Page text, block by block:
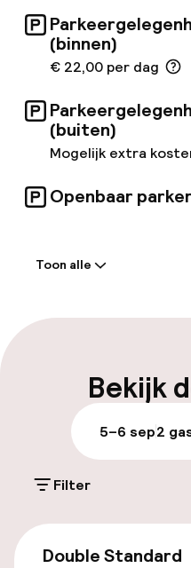
ontspannen in de
fitnessruimte en
restaurant serveert
internationale
Registratienummer
SZ19000751
(binnen)
€ 22,00 per dag
(buiten)
Mogelijk extra
Openbaar
Meertalige
Parkeren &
(buiten)
Toon alle
Bekijk
5–6 sep2
Filter
Double Standard